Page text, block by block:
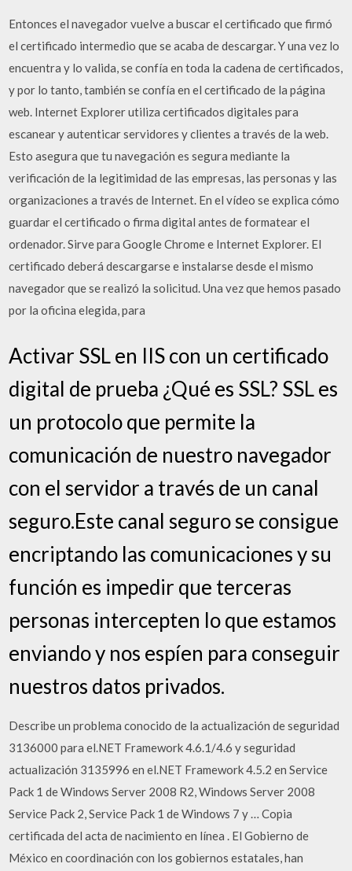
Entonces el navegador vuelve a buscar el certificado que firmó
el certificado intermedio que se acaba de descargar. Y una vez lo
encuentra y lo valida, se confía en toda la cadena de certificados,
y por lo tanto, también se confía en el certificado de la página
web. Internet Explorer utiliza certificados digitales para
escanear y autenticar servidores y clientes a través de la web.
Esto asegura que tu navegación es segura mediante la
verificación de la legitimidad de las empresas, las personas y las
organizaciones a través de Internet. En el vídeo se explica cómo
guardar el certificado o firma digital antes de formatear el
ordenador. Sirve para Google Chrome e Internet Explorer. El
certificado deberá descargarse e instalarse desde el mismo
navegador que se realizó la solicitud. Una vez que hemos pasado
por la oficina elegida, para
Activar SSL en IIS con un certificado
digital de prueba ¿Qué es SSL? SSL es
un protocolo que permite la
comunicación de nuestro navegador
con el servidor a través de un canal
seguro.Este canal seguro se consigue
encriptando las comunicaciones y su
función es impedir que terceras
personas intercepten lo que estamos
enviando y nos espíen para conseguir
nuestros datos privados.
Describe un problema conocido de la actualización de seguridad
3136000 para el.NET Framework 4.6.1/4.6 y seguridad
actualización 3135996 en el.NET Framework 4.5.2 en Service
Pack 1 de Windows Server 2008 R2, Windows Server 2008
Service Pack 2, Service Pack 1 de Windows 7 y … Copia
certificada del acta de nacimiento en línea . El Gobierno de
México en coordinación con los gobiernos estatales, han